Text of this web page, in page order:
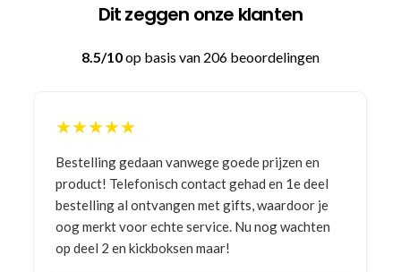
Dit zeggen onze klanten
8.5/10op basis van 206 beoordelingen
★★★★★
Bestelling gedaan vanwege goede prijzen en
product! Telefonisch contact gehad en 1e deel
bestelling al ontvangen met gifts, waardoor je
oog merkt voor echte service. Nu nog wachten
op deel 2 en kickboksen maar!